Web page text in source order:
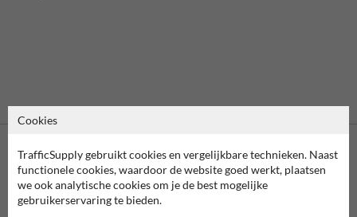
Cookies
TrafficSupply gebruikt cookies en vergelijkbare technieken. Naast
functionele cookies, waardoor de website goed werkt, plaatsen
we ook analytische cookies om je de best mogelijke
gebruikerservaring te bieden.